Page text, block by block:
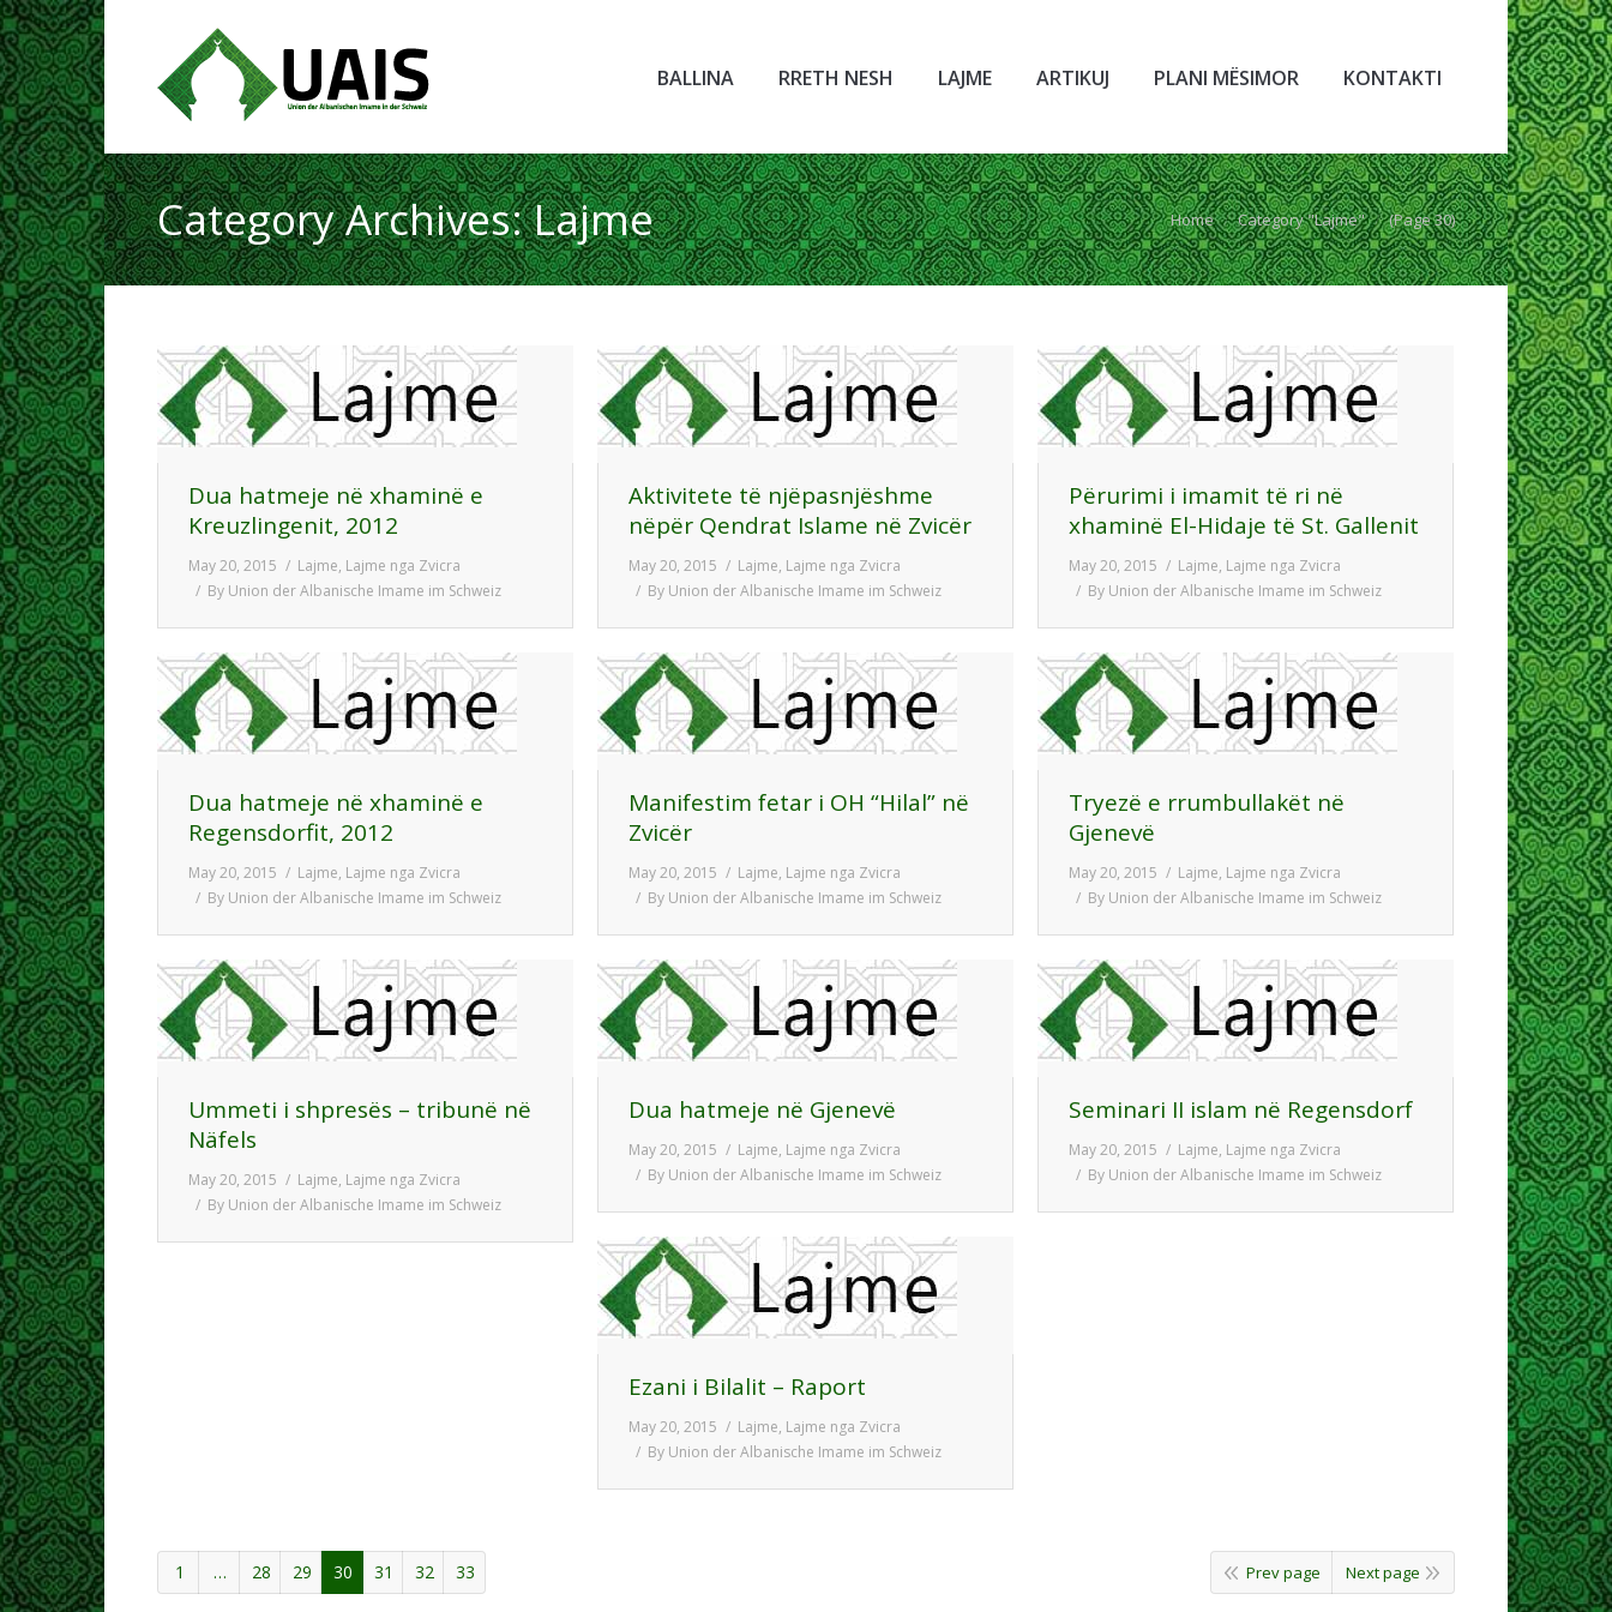
BALLINA RRETH NESH LAJME ARTIKUJ PLANI MËSIMOR KONTAKTI
Category Archives:Lajme You are here: Home Category "Lajme" (Page 30)
Dua hatmeje në xhaminë e
Kreuzlingenit, 2012
May 20, 2015 Lajme, Lajme nga Zvicra
By Union der Albanische Imame im Schweiz
Aktivitete të njëpasnjëshme
nëpër Qendrat Islame në Zvicër
May 20, 2015 Lajme, Lajme nga Zvicra
By Union der Albanische Imame im Schweiz
Përurimi i imamit të ri në
xhaminë El-Hidaje të St. Gallenit
May 20, 2015 Lajme, Lajme nga Zvicra
By Union der Albanische Imame im Schweiz
Dua hatmeje në xhaminë e
Regensdorfit, 2012
May 20, 2015 Lajme, Lajme nga Zvicra
By Union der Albanische Imame im Schweiz
Manifestim fetar i OH “Hilal” në
Zvicër
May 20, 2015 Lajme, Lajme nga Zvicra
By Union der Albanische Imame im Schweiz
Tryezë e rrumbullakët në
Gjenevë
May 20, 2015 Lajme, Lajme nga Zvicra
By Union der Albanische Imame im Schweiz
Ummeti i shpresës – tribunë në
Näfels
May 20, 2015 Lajme, Lajme nga Zvicra
By Union der Albanische Imame im Schweiz
Dua hatmeje në Gjenevë
May 20, 2015 Lajme, Lajme nga Zvicra
By Union der Albanische Imame im Schweiz
Seminari II islam në Regensdorf
May 20, 2015 Lajme, Lajme nga Zvicra
By Union der Albanische Imame im Schweiz
Ezani i Bilalit – Raport
May 20, 2015 Lajme, Lajme nga Zvicra
By Union der Albanische Imame im Schweiz
1 … 28 29 30 31 32 33 Prev page Next page